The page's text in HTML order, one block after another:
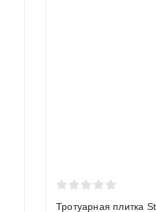
Тротуарная плитка